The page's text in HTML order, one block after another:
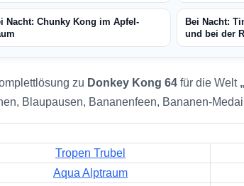
Nacht: Chunky Kong im Apfel-
Bei Nacht:
und bei der
zu Donkey Kong 64 für die Welt
Blaupausen, Bananenfeen, Bananen-
Tropen Trubel
Aqua Alptraum